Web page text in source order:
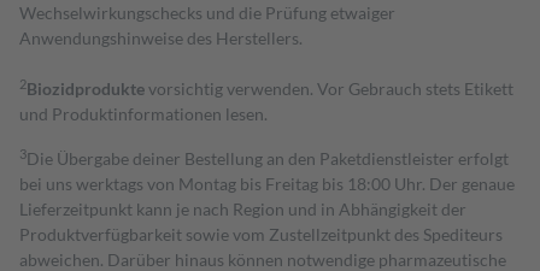
Wechselwirkungschecks und die Prüfung etwaiger
Anwendungshinweise des Herstellers.
2Biozidproduktevorsichtig verwenden. Vor Gebrauch stets Etikett
und Produktinformationen lesen.
3Die Übergabe deiner Bestellung an den Paketdienstleister erfolgt
bei uns werktags von Montag bis Freitag bis 18:00 Uhr. Der genaue
Lieferzeitpunkt kann je nach Region und in Abhängigkeit der
Produktverfügbarkeit sowie vom Zustellzeitpunkt des Spediteurs
abweichen. Darüber hinaus können notwendige pharmazeutische